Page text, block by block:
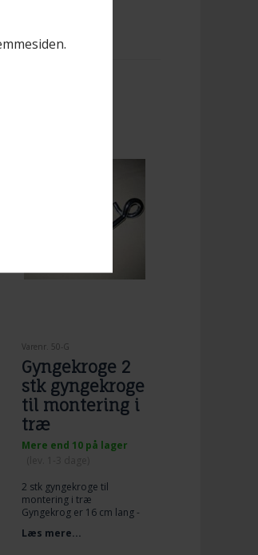
Varenr. 50-G
Gyngekroge 2
stk gyngekroge
til montering i
træ
Mere end 10 på lager
2 stk gyngekroge til
montering i træ
Gyngekrog er 16 cm lang -
gevind 6 cm
Læs mere...